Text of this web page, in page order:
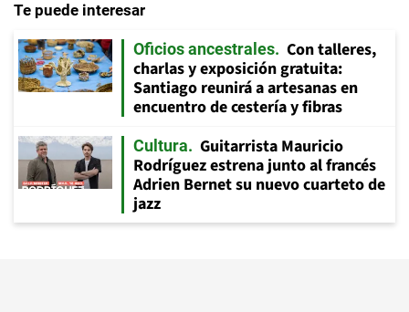
Te puede interesar
Oficios ancestrales
Con talleres,
charlas y exposición gratuita:
Santiago reunirá a artesanas en
encuentro de cestería y fibras
Cultura
Guitarrista Mauricio
Rodríguez estrena junto al francés
Adrien Bernet su nuevo cuarteto de
jazz